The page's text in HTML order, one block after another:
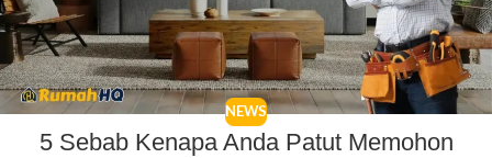
NEWS
5 Sebab Kenapa Anda Patut Memohon